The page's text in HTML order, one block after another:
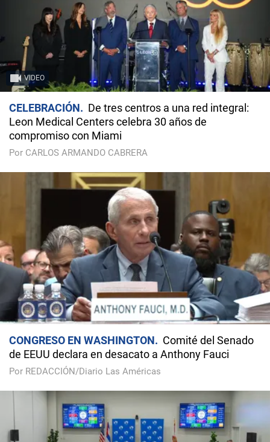
VIDEO
CELEBRACIÓN
De tres centros a una red integral:
Leon Medical Centers celebra 30 años de
compromiso con Miami
Por CARLOS ARMANDO CABRERA
CONGRESO EN WASHINGTON
Comité del Senado
de EEUU declara en desacato a Anthony Fauci
Por REDACCIÓN/Diario Las Américas